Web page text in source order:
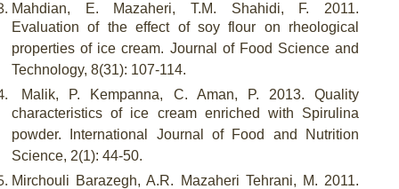
Mahdian, E. Mazaheri, T.M. Shahidi, F. 2011.
Evaluation of the effect of soy flour on rheological
properties of ice cream. Journal of Food Science and
Technology, 8(31): 107-114.
Malik, P. Kempanna, C. Aman, P. 2013. Quality
characteristics of ice cream enriched with Spirulina
powder. International Journal of Food and Nutrition
Science, 2(1): 44-50.
Mirchouli Barazegh, A.R. Mazaheri Tehrani, M. 2011.